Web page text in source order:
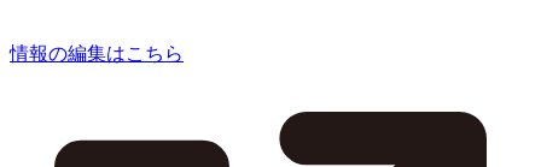
情報の編集はこちら